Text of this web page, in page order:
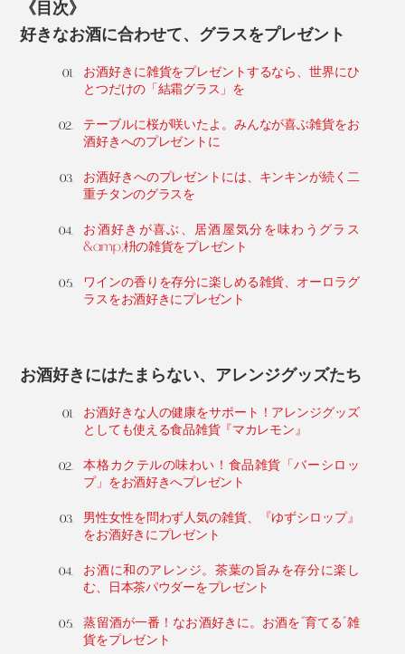
《目次》
好きなお酒に合わせて、グラスをプレゼント
お酒好きに雑貨をプレゼントするなら、世界にひ
とつだけの「結霜グラス」を
テーブルに桜が咲いたよ。みんなが喜ぶ雑貨をお
酒好きへのプレゼントに
お酒好きへのプレゼントには、キンキンが続く二
重チタンのグラスを
お酒好きが喜ぶ、居酒屋気分を味わうグラス
&amp;枡の雑貨をプレゼント
ワインの香りを存分に楽しめる雑貨、オーロラグ
ラスをお酒好きにプレゼント
お酒好きにはたまらない、アレンジグッズたち
お酒好きな人の健康をサポート！アレンジグッズ
としても使える食品雑貨『マカレモン』
本格カクテルの味わい！食品雑貨「バーシロッ
プ」をお酒好きへプレゼント
男性女性を問わず人気の雑貨、『ゆずシロップ』
をお酒好きにプレゼント
お酒に和のアレンジ。茶葉の旨みを存分に楽し
む、日本茶パウダーをプレゼント
蒸留酒が一番！なお酒好きに。お酒を“育てる”雑
貨をプレゼント